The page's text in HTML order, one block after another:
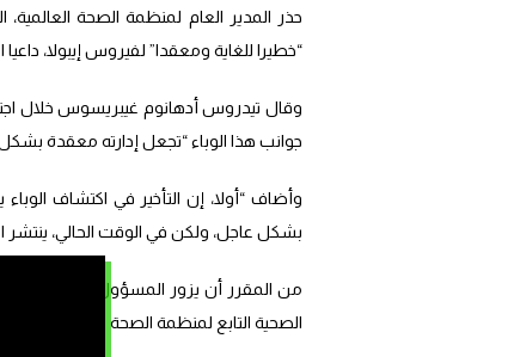
“خطيرا للغاية ومعقدا” لفيروس إيبولا، داعيا
وقال تيدروس أدهانوم غيبريسوس خلال
جوانب هذا الوباء “تجعل إدارته معقدة
وأضاف “أولا، إن التأخير في اكتشاف
بشكل عاجل، ولكن في الوقت الحالي، ينتشر
من المقرر أن يزور المسؤول الأممي
الصحية التابع لمنظمة الصحة العالمية